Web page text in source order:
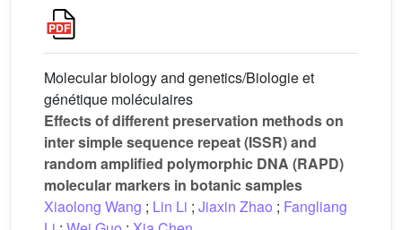
Molecular biology and genetics/Biologie et
génétique moléculaires
Effects of different preservation methods on
inter simple sequence repeat (ISSR) and
random amplified polymorphic DNA (RAPD)
molecular markers in botanic samples
Xiaolong Wang ; Lin Li ; Jiaxin Zhao ; Fangliang